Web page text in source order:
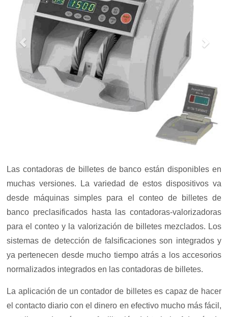
Las contadoras de billetes de banco están disponibles en
muchas versiones. La variedad de estos dispositivos va
desde máquinas simples para el conteo de billetes de
banco preclasificados hasta las contadoras-valorizadoras
para el conteo y la valorización de billetes mezclados. Los
sistemas de detección de falsificaciones son integrados y
ya pertenecen desde mucho tiempo atrás a los accesorios
normalizados integrados en las contadoras de billetes.
La aplicación de un contador de billetes es capaz de hacer
el contacto diario con el dinero en efectivo mucho más fácil,